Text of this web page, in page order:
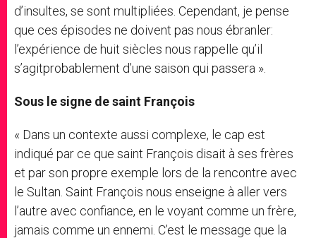
d’insultes, se sont multipliées. Cependant, je pense
que ces épisodes ne doivent pas nous ébranler:
l’expérience de huit siècles nous rappelle qu’il
s’agitprobablement d’une saison qui passera ».
Sous le signe de saint François
« Dans un contexte aussi complexe, le cap est
indiqué par ce que saint François disait à ses frères
et par son propre exemple lors de la rencontre avec
le Sultan. Saint François nous enseigne à aller vers
l’autre avec confiance, en le voyant comme un frère,
jamais comme un ennemi. C’est le message que la